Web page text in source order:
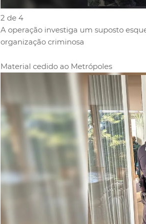
2 de 4
A operação investiga um suposto
organização criminosa
Material cedido ao Metrópoles